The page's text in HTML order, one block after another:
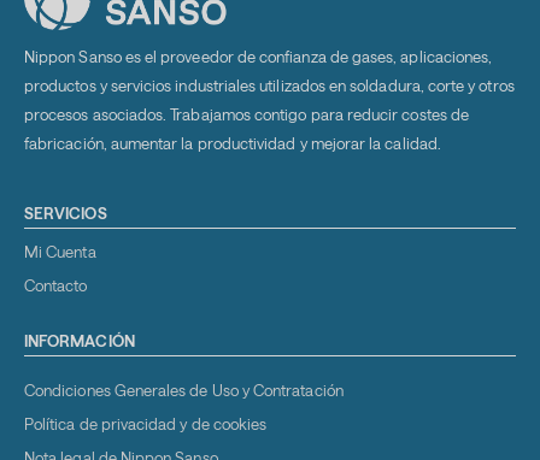
Nippon Sanso es el proveedor de confianza de gases, aplicaciones,
productos y servicios industriales utilizados en soldadura, corte y otros
procesos asociados. Trabajamos contigo para reducir costes de
fabricación, aumentar la productividad y mejorar la calidad.
SERVICIOS
Mi Cuenta
Contacto
INFORMACIÓN
Condiciones Generales de Uso y Contratación
Política de privacidad y de cookies